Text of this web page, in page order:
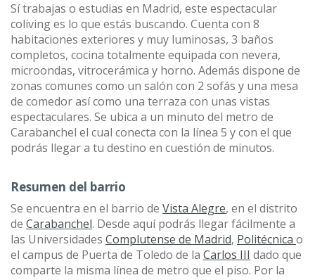
Sí trabajas o estudias en Madrid, este espectacular
coliving es lo que estás buscando. Cuenta con 8
habitaciones exteriores y muy luminosas, 3 baños
completos, cocina totalmente equipada con nevera,
microondas, vitrocerámica y horno. Además dispone de
zonas comunes como un salón con 2 sofás y una mesa
de comedor así como una terraza con unas vistas
espectaculares. Se ubica a un minuto del metro de
Carabanchel el cual conecta con la línea 5 y con el que
podrás llegar a tu destino en cuestión de minutos.
Resumen del barrio
Se encuentra en el barrio de Vista Alegre, en el distrito
de Carabanchel. Desde aquí podrás llegar fácilmente a
las Universidades Complutense de Madrid, Politécnica o
el campus de Puerta de Toledo de la Carlos III dado que
comparte la misma línea de metro que el piso. Por la